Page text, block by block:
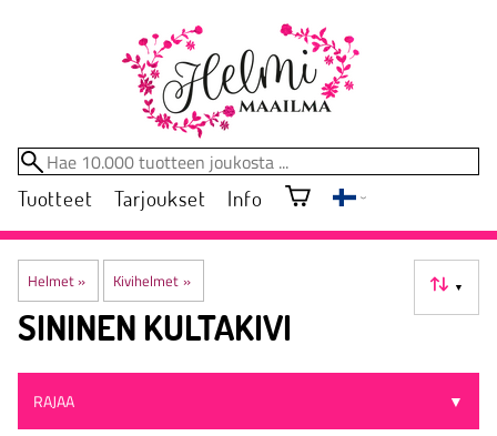
Tuotteet Tarjoukset Info
Helmet‪» Kivihelmet ‪» ▼
SININEN KULTAKIVI
RAJAA ▼